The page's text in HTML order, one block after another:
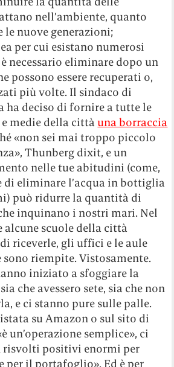
nell’ambiente, quanto
le nuove generazioni;
per cui esistano numerosi
necessario eliminare dopo un
possono essere recuperati o,
più volte. Il sindaco di
ha deciso di fornire a tutte le
medie della cittàuna borraccia
«non sei mai troppo piccolo
Thunberg dixit, e un
nelle tue abitudini (come,
di eliminare l’acqua in bottiglia
può ridurre la quantità di
inquinano i nostri mari. Nel
scuole della città
riceverle, gli uffici e le aule
sono riempite. Vistosamente.
iniziato a sfoggiare la
che avessero sete, sia che non
e ci stanno pure sulle palle.
su Amazon o sul sito di
un’operazione semplice», ci
risvolti positivi enormi per
per il portafoglio». Ed è per